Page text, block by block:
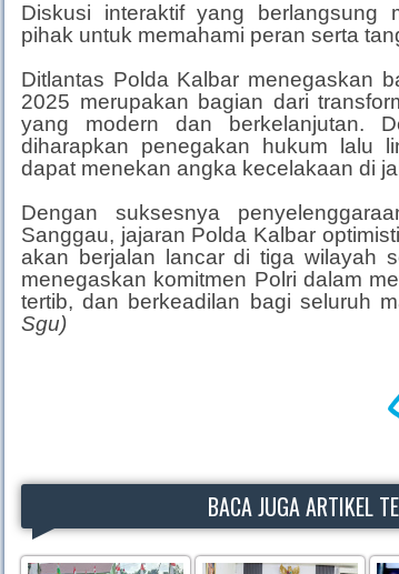
Diskusi interaktif yang berlangsung
pihak untuk memahami peran serta
Ditlantas Polda Kalbar menegaskan
2025 merupakan bagian dari
yang modern dan berkelanjutan.
diharapkan penegakan hukum lalu
dapat menekan angka kecelakaan di
Dengan suksesnya
Sanggau, jajaran Polda Kalbar
akan berjalan lancar di tiga wilayah
menegaskan komitmen Polri dalam
tertib, dan berkeadilan bagi seluruh
Sgu)
BACA JUGA ARTIKEL